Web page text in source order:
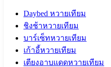
Daybed หวายเทียม
ชิงช้าหวายเทียม
บาร์เซ็ทหวายเทียม
เก้าอี้หวายเทียม
เตียงอาบแดดหวายเทียม